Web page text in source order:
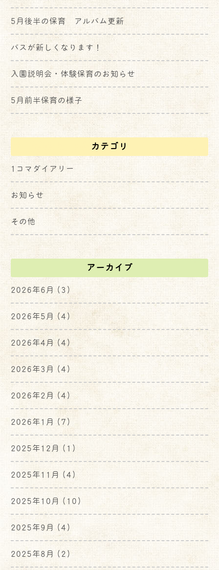
5月後半の保育 アルバム更新
バスが新しくなります！
入園説明会・体験保育のお知らせ
5月前半保育の様子
カテゴリ
1コマダイアリー
お知らせ
その他
アーカイブ
2026年6月 (3)
2026年5月 (4)
2026年4月 (4)
2026年3月 (4)
2026年2月 (4)
2026年1月 (7)
2025年12月 (1)
2025年11月 (4)
2025年10月 (10)
2025年9月 (4)
2025年8月 (2)